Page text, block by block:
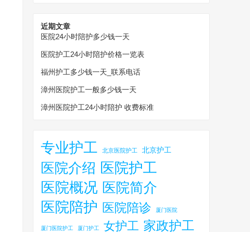
近期文章
医院24小时陪护多少钱一天
医院护工24小时陪护价格一览表
福州护工多少钱一天_联系电话
漳州医院护工一般多少钱一天
漳州医院护工24小时陪护 收费标准
专业护工 北京医院护工 北京护工
医院介绍 医院护工
医院概况 医院简介
医院陪护 医院陪诊 厦门医院
厦门医院护工 厦门护工 女护工 家政护工